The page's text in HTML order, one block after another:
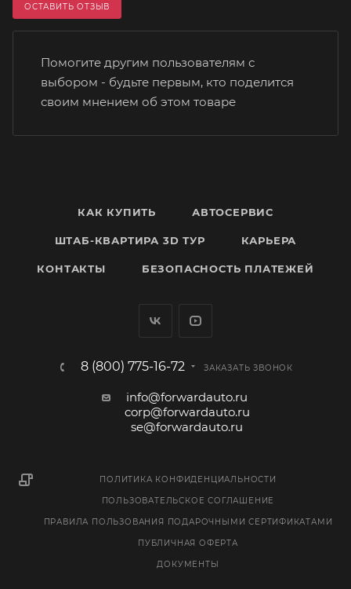
ОСТАВИТЬ ОТЗЫВ
Помогите другим пользователям с
выбором - будьте первым, кто поделится
своим мнением об этом товаре
КАК КУПИТЬ АВТОСЕРВИС
ШТАБ-КВАРТИРА 3D ТУР КАРЬЕРА
КОНТАКТЫ БЕЗОПАСНОСТЬ ПЛАТЕЖЕЙ
8 (800) 775-16-72 ЗАКАЗАТЬ ЗВОНОК
info@forwardauto.ru
corp@forwardauto.ru
se@forwardauto.ru
ПОЛИТИКА КОНФИДЕНЦИАЛЬНОСТИ
ПОЛЬЗОВАТЕЛЬСКОЕ СОГЛАШЕНИЕ
ПРАВИЛА ПОЛЬЗОВАНИЯ ПОДАРОЧНЫМИ СЕРТИФИКАТАМИ
ПУБЛИЧНАЯ ОФЕРТА
ДОКУМЕНТЫ